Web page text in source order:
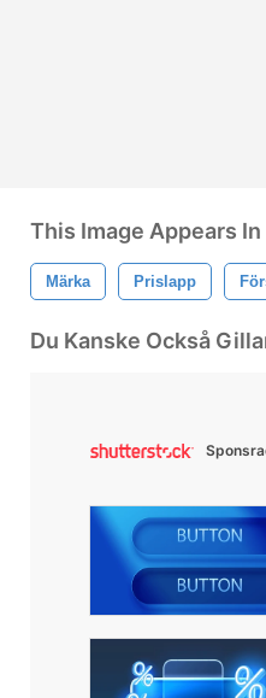
This Image Appears
Märka Prislapp
Du Kanske Också